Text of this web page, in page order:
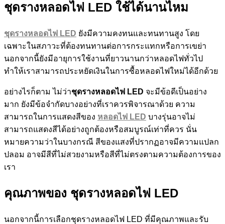
ชุดรางหลอดไฟ LED ใช้ได้นานไหม
ชุดรางหลอดไฟ LED ยังมีความคงทนและทนทานสูง โดย
เฉพาะในสภาวะที่ต้องทนทานต่อการกระแทกหรือการเขย่า
นอกจากนี้ยังมีอายุการใช้งานที่ยาวนานกว่าหลอดไฟทั่วไป
ทำให้เราสามารถประหยัดเงินในการซื้อหลอดไฟใหม่ได้อีกด้วย
อย่างไรก็ตาม ไม่ว่าชุดรางหลอดไฟ LED จะมีข้อดีเป็นอย่าง
มาก ยังมีข้อจำกัดบางอย่างที่เราควรพิจารณาด้วย ความ
สามารถในการแสดงสีของ หลอดไฟ LED บางรุ่นอาจไม่
สามารถแสดงสีได้อย่างถูกต้องหรือสมบูรณ์เท่าที่ควร นั่น
หมายความว่าในบางกรณี สีของแสงที่ปรากฏอาจมีความแปลก
ปลอม อาจมีสีที่ไม่สวยงามหรือสีที่ไม่ตรงตามความต้องการของ
เรา
คุณภาพของ ชุดรางหลอดไฟ LED
นอกจากนี้การเลือกชุดรางหลอดไฟ LED ที่มีคุณภาพและรับ